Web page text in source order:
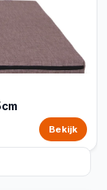
Bekijk